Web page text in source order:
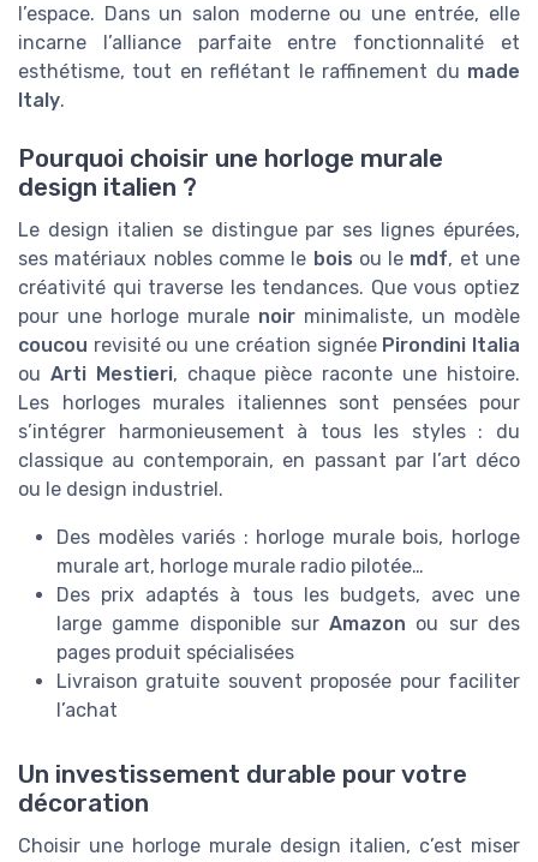
l’espace. Dans un salon moderne ou une entrée, elle
incarne l’alliance parfaite entre fonctionnalité et
esthétisme, tout en reflétant le raffinement du made
Italy.
Pourquoi choisir une horloge murale
design italien ?
Le design italien se distingue par ses lignes épurées,
ses matériaux nobles comme le bois ou le mdf, et une
créativité qui traverse les tendances. Que vous optiez
pour une horloge murale noir minimaliste, un modèle
coucou revisité ou une création signée Pirondini Italia
ou Arti Mestieri, chaque pièce raconte une histoire.
Les horloges murales italiennes sont pensées pour
s’intégrer harmonieusement à tous les styles : du
classique au contemporain, en passant par l’art déco
ou le design industriel.
Des modèles variés : horloge murale bois, horloge
murale art, horloge murale radio pilotée…
Des prix adaptés à tous les budgets, avec une
large gamme disponible surAmazon ou sur des
pages produit spécialisées
Livraison gratuite souvent proposée pour faciliter
l’achat
Un investissement durable pour votre
décoration
Choisir une horloge murale design italien, c’est miser